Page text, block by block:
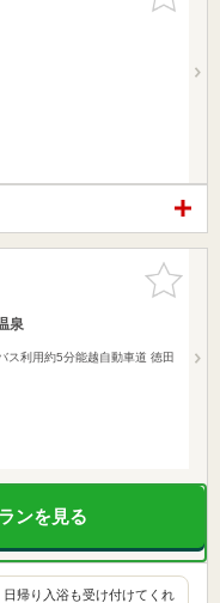
お気に入
りに追加
泉
ス利用約5分能越自動車道 徳田
ンを見る
帰り入浴も受け付けてくれ